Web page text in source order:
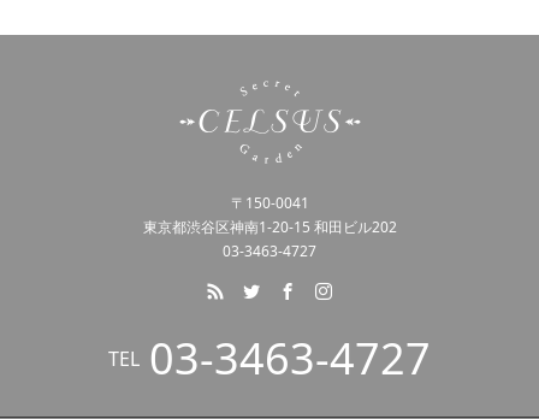
〒150-0041
東京都渋谷区神南1-20-15 和田ビル202
03-3463-4727
TEL 03-3463-4727